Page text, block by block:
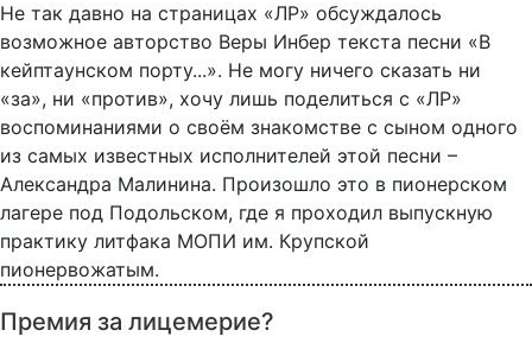
Не так давно на страницах «ЛР» обсуждалось
возможное авторство Веры Инбер текста песни «В
кейптаунском порту...». Не могу ничего сказать ни
«за», ни «против», хочу лишь поделиться с «ЛР»
воспоминаниями о своём знакомстве с сыном одного
из самых известных исполнителей этой песни –
Александра Малинина. Произошло это в пионерском
лагере под Подольском, где я проходил выпускную
практику литфака МОПИ им. Крупской
пионервожатым.
Премия за лицемерие?